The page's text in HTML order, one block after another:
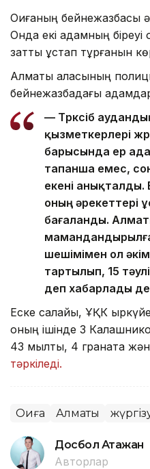
Оқиғаның бейнежазбасы
Онда екі адамның біреуі
затты ұстап тұрғанын
Алматы қаласының
бейнежазбадағы
— Түрксіб
қызметкерлері
барысында ер
тапанша емес,
екені
оның әрекеттері
бағаланды.
шешімімен ол
тартылып, 15
деп хабарлады
Еске салайық, ҰҚК
оның ішінде 3
43 мылтық, 4 граната
тәркіледі.
Оқиға Алматы
Досбол Атажан
Авторлар